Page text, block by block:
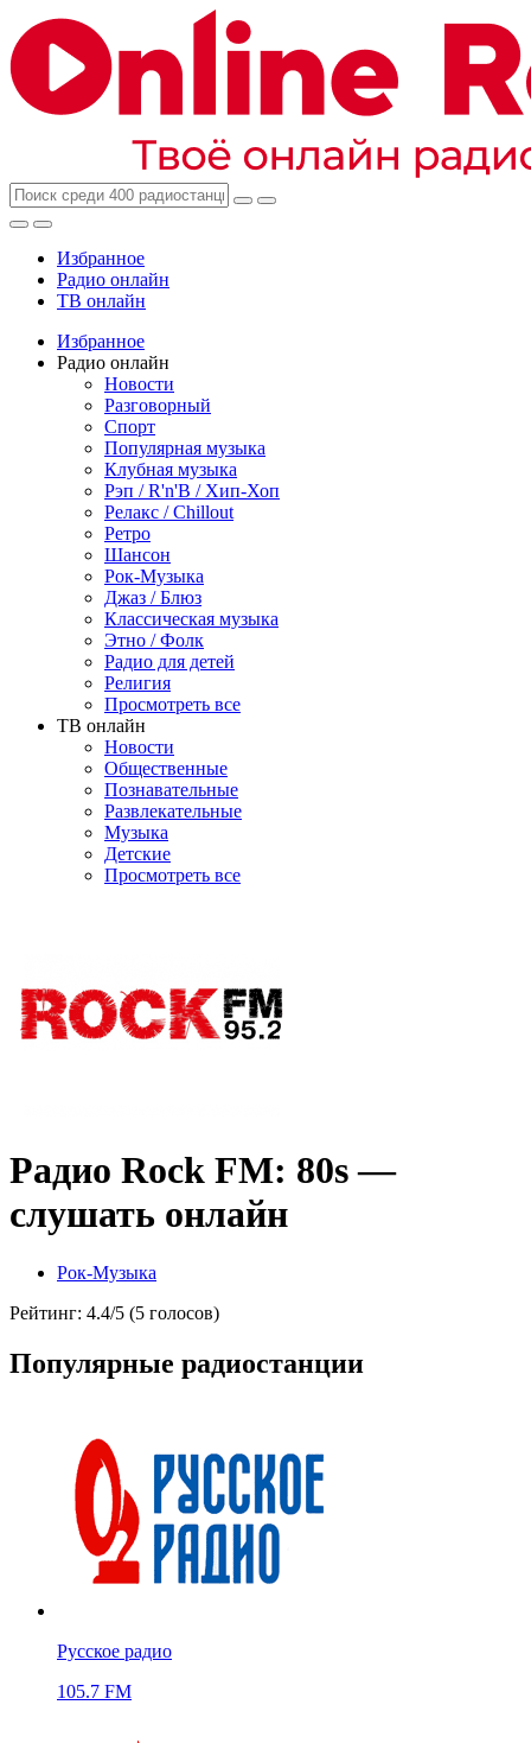
Избранное
Радио онлайн
ТВ онлайн
Избранное
Радио онлайн
Новости
Разговорный
Спорт
Популярная музыка
Клубная музыка
Рэп / R'n'B / Хип-Хоп
Релакс / Chillout
Ретро
Шансон
Рок-Музыка
Джаз / Блюз
Классическая музыка
Этно / Фолк
Радио для детей
Религия
Просмотреть все
ТВ онлайн
Новости
Общественные
Познавательные
Развлекательные
Музыка
Детские
Просмотреть все
Радио Rock FM: 80s —
слушать онлайн
Рок-Музыка
Рейтинг: 4.4/5 (5 голосов)
Популярные радиостанции
Русское радио
105.7 FM